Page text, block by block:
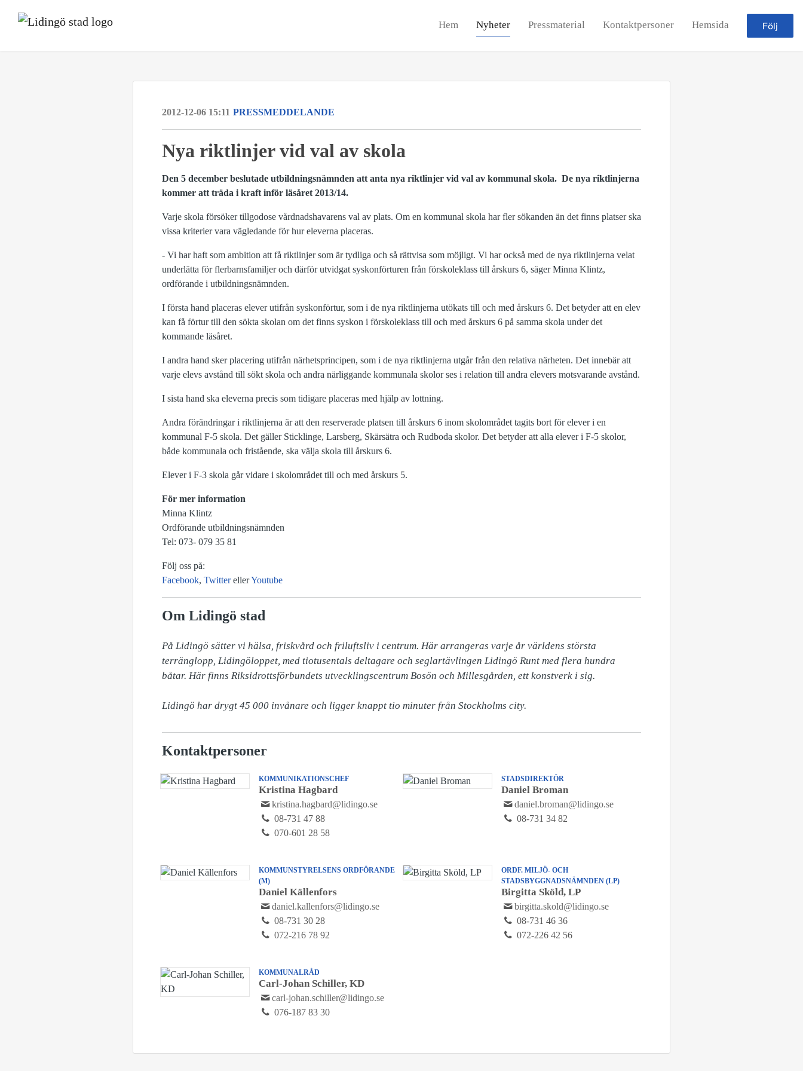
Hem Nyheter Pressmaterial Kontaktpersoner Hemsida Följ
2012-12-06 15:11 PRESSMEDDELANDE
Nya riktlinjer vid val av skola
Den 5 december beslutade utbildningsnämnden att anta nya riktlinjer vid val av kommunal skola. De nya riktlinjerna
kommer att träda i kraft inför läsåret 2013/14.
Varje skola försöker tillgodose vårdnadshavarens val av plats. Om en kommunal skola har fler sökanden än det finns platser ska
vissa kriterier vara vägledande för hur eleverna placeras.
- Vi har haft som ambition att få riktlinjer som är tydliga och så rättvisa som möjligt. Vi har också med de nya riktlinjerna velat
underlätta för flerbarnsfamiljer och därför utvidgat syskonförturen från förskoleklass till årskurs 6, säger Minna Klintz,
ordförande i utbildningsnämnden.
I första hand placeras elever utifrån syskonförtur, som i de nya riktlinjerna utökats till och med årskurs 6. Det betyder att en elev
kan få förtur till den sökta skolan om det finns syskon i förskoleklass till och med årskurs 6 på samma skola under det
kommande läsåret.
I andra hand sker placering utifrån närhetsprincipen, som i de nya riktlinjerna utgår från den relativa närheten. Det innebär att
varje elevs avstånd till sökt skola och andra närliggande kommunala skolor ses i relation till andra elevers motsvarande avstånd.
I sista hand ska eleverna precis som tidigare placeras med hjälp av lottning.
Andra förändringar i riktlinjerna är att den reserverade platsen till årskurs 6 inom skolområdet tagits bort för elever i en
kommunal F-5 skola. Det gäller Sticklinge, Larsberg, Skärsätra och Rudboda skolor. Det betyder att alla elever i F-5 skolor,
både kommunala och fristående, ska välja skola till årskurs 6.
Elever i F-3 skola går vidare i skolområdet till och med årskurs 5.
För mer information
Minna Klintz
Ordförande utbildningsnämnden
Tel: 073- 079 35 81
Följ oss på:
Facebook, TwitterellerYoutube
Om Lidingö stad
På Lidingö sätter vi hälsa, friskvård och friluftsliv i centrum. Här arrangeras varje år världens största
terränglopp, Lidingöloppet, med tiotusentals deltagare och seglartävlingen Lidingö Runt med flera hundra
båtar. Här finns Riksidrottsförbundets utvecklingscentrum Bosön och Millesgården, ett konstverk i sig.
Lidingö har drygt 45 000 invånare och ligger knappt tio minuter från Stockholms city.
Kontaktpersoner
KOMMUNIKATIONSCHEF
Kristina Hagbard
kristina.hagbard@lidingo.se
08-731 47 88
070-601 28 58
STADSDIREKTÖR
Daniel Broman
daniel.broman@lidingo.se
08-731 34 82
KOMMUNSTYRELSENS ORDFÖRANDE
(M)
Daniel Källenfors
daniel.kallenfors@lidingo.se
08-731 30 28
072-216 78 92
ORDF. MILJÖ- OCH
STADSBYGGNADSNÄMNDEN (LP)
Birgitta Sköld, LP
birgitta.skold@lidingo.se
08-731 46 36
072-226 42 56
KOMMUNALRÅD
Carl-Johan Schiller, KD
carl-johan.schiller@lidingo.se
076-187 83 30